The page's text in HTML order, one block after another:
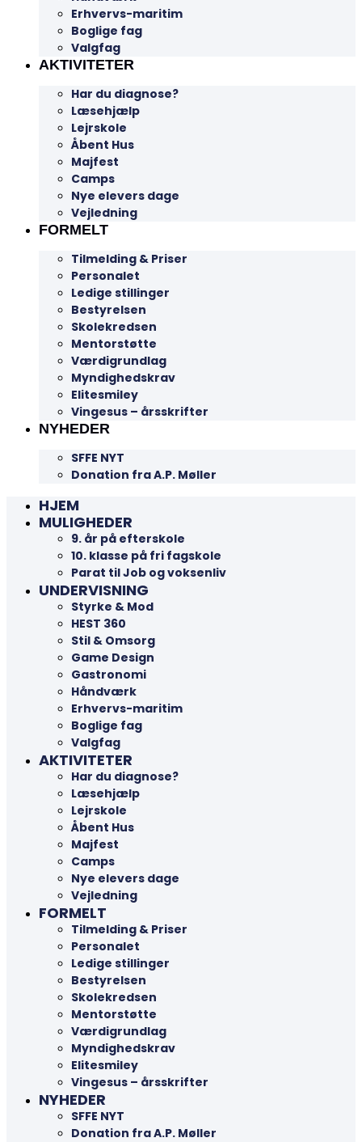
Erhvervs-maritim
Boglige fag
Valgfag
AKTIVITETER
Har du diagnose?
Læsehjælp
Lejrskole
Åbent Hus
Majfest
Camps
Nye elevers dage
Vejledning
FORMELT
Tilmelding & Priser
Personalet
Ledige stillinger
Bestyrelsen
Skolekredsen
Mentorstøtte
Værdigrundlag
Myndighedskrav
Elitesmiley
Vingesus – årsskrifter
NYHEDER
SFFE NYT
Donation fra A.P. Møller
HJEM
MULIGHEDER
9. år på efterskole
10. klasse på fri fagskole
Parat til Job og voksenliv
UNDERVISNING
Styrke & Mod
HEST 360
Stil & Omsorg
Game Design
Gastronomi
Håndværk
Erhvervs-maritim
Boglige fag
Valgfag
AKTIVITETER
Har du diagnose?
Læsehjælp
Lejrskole
Åbent Hus
Majfest
Camps
Nye elevers dage
Vejledning
FORMELT
Tilmelding & Priser
Personalet
Ledige stillinger
Bestyrelsen
Skolekredsen
Mentorstøtte
Værdigrundlag
Myndighedskrav
Elitesmiley
Vingesus – årsskrifter
NYHEDER
SFFE NYT
Donation fra A.P. Møller